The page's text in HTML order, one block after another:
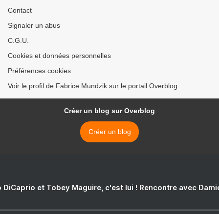
Contact
Signaler un abus
C.G.U.
Cookies et données personnelles
Préférences cookies
Voir le profil de Fabrice Mundzik sur le portail Overblog
Créer un blog sur Overblog
Créer un blog
DiCaprio et Tobey Maguire, c'est lui ! Rencontre avec